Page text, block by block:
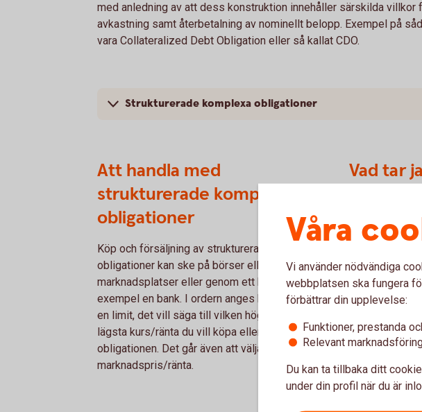
med anledning av att dess konstruktion innehåller särskilda villkor
avkastning samt återbetalning av nominellt belopp. Exempel på
vara Collateralized Debt Obligation eller så kallat CDO.
Strukturerade komplexa obligationer
Att handla med
strukturerade komplexa
obligationer
Köp och försäljning av strukturerade komplexa
obligationer kan ske på börser eller andra
marknadsplatser eller genom ett börsombud, till
exempel en bank. I ordern anges belopp samt
en limit, det vill säga till vilken högsta eller
lägsta kurs/ränta du vill köpa eller sälja
obligationen. Det går även att välja aktuellt
marknadspris/ränta.
Vad tar
ränterisk. När
obligationer
investerare
hur riskerna
finansiella
Våra
Vi använder nödvändiga
webbplatsen ska fungera
förbättrar din upplevelse:
Funktioner, prestanda
Relevant
Du kan ta tillbaka ditt
under din profil när du är